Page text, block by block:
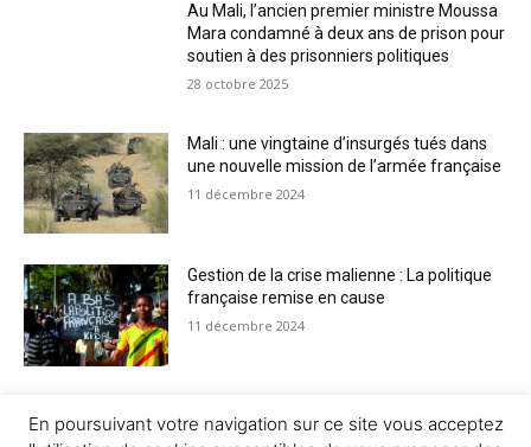
Au Mali, l’ancien premier ministre Moussa
Mara condamné à deux ans de prison pour
soutien à des prisonniers politiques
28 octobre 2025
Mali : une vingtaine d’insurgés tués dans
une nouvelle mission de l’armée française
11 décembre 2024
Gestion de la crise malienne : La politique
française remise en cause
11 décembre 2024
remercier l’Europe de son soutien
En poursuivant votre navigation sur ce site vous acceptez